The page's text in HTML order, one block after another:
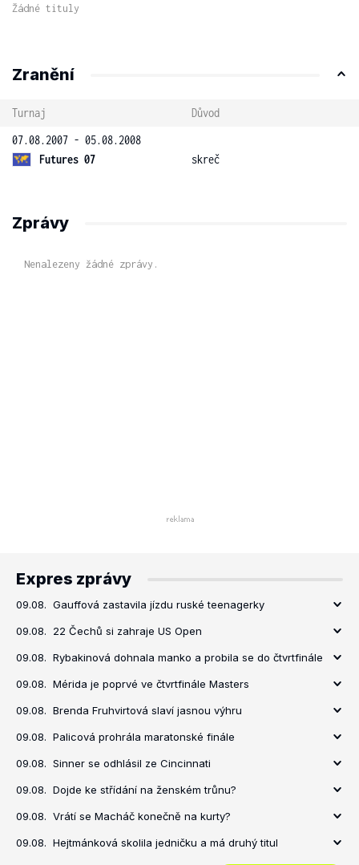
Žádné tituly
Zranění
Turnaj
Důvod
07.08.2007 - 05.08.2008
Futures 07
skreč
Zprávy
Nenalezeny žádné zprávy.
Expres zprávy
09.08. Gauffová zastavila jízdu ruské teenagerky
09.08. 22 Čechů si zahraje US Open
09.08. Rybakinová dohnala manko a probila se do čtvrtfinále
09.08. Mérida je poprvé ve čtvrtfinále Masters
09.08. Brenda Fruhvirtová slaví jasnou výhru
09.08. Palicová prohrála maratonské finále
09.08. Sinner se odhlásil ze Cincinnati
09.08. Dojde ke střídání na ženském trůnu?
09.08. Vrátí se Macháč konečně na kurty?
09.08. Hejtmánková skolila jedničku a má druhý titul